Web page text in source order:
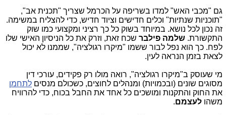
גם "מכבי האש" למדו בשריפה על הכרמל שצריך "תכנית אב",
"תוכניות שנתיות" וכלים חדישים וציוד חדיש, כדי להצליח במשימה.
זה נכון לכל נושא. במיוחד בשוק כל כך רציני ומקצועי כמו שוק
התקשורת. שלמה פילבר שכח זאת, וזרק את כל הניסיון האישי שלו
לפח. כך הוא נפל לבור ששמו "מיקרו רגולציה", שממנו לא יכול
לצאת בזמן הנראה לעין.
מי שעוסק ב"מיקרו רגולציה", רואה מולו רק פקידים, עורכי דין
מסוגים שונים (ובכמויות) ומנהלים לחוצים, כשכולם מנסים לתחמן
את החוק והתקנות ומושכים כל אחד את החבל בכוח, כדי להרוויח
משהו לעצמם.